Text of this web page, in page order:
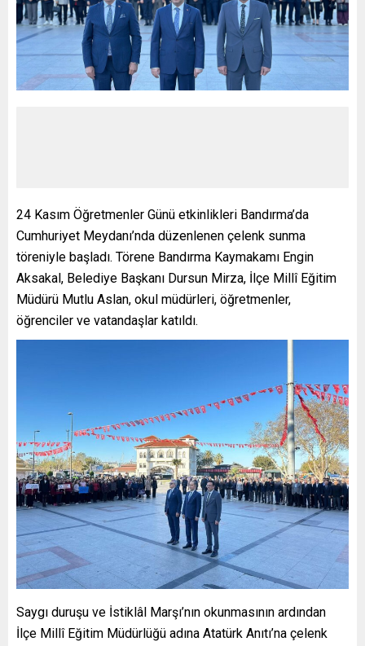
24 Kasım Öğretmenler Günü etkinlikleri Bandırma’da
Cumhuriyet Meydanı’nda düzenlenen çelenk sunma
töreniyle başladı. Törene Bandırma Kaymakamı Engin
Aksakal, Belediye Başkanı Dursun Mirza, İlçe Millî Eğitim
Müdürü Mutlu Aslan, okul müdürleri, öğretmenler,
öğrenciler ve vatandaşlar katıldı.
Saygı duruşu ve İstiklâl Marşı’nın okunmasının ardından
İlçe Millî Eğitim Müdürlüğü adına Atatürk Anıtı’na çelenk